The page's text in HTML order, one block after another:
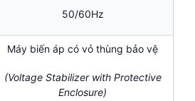
50/60Hz
Máy biến áp có vỏ thùng bảo vệ
(Voltage Stabilizer with Protective
Enclosure)